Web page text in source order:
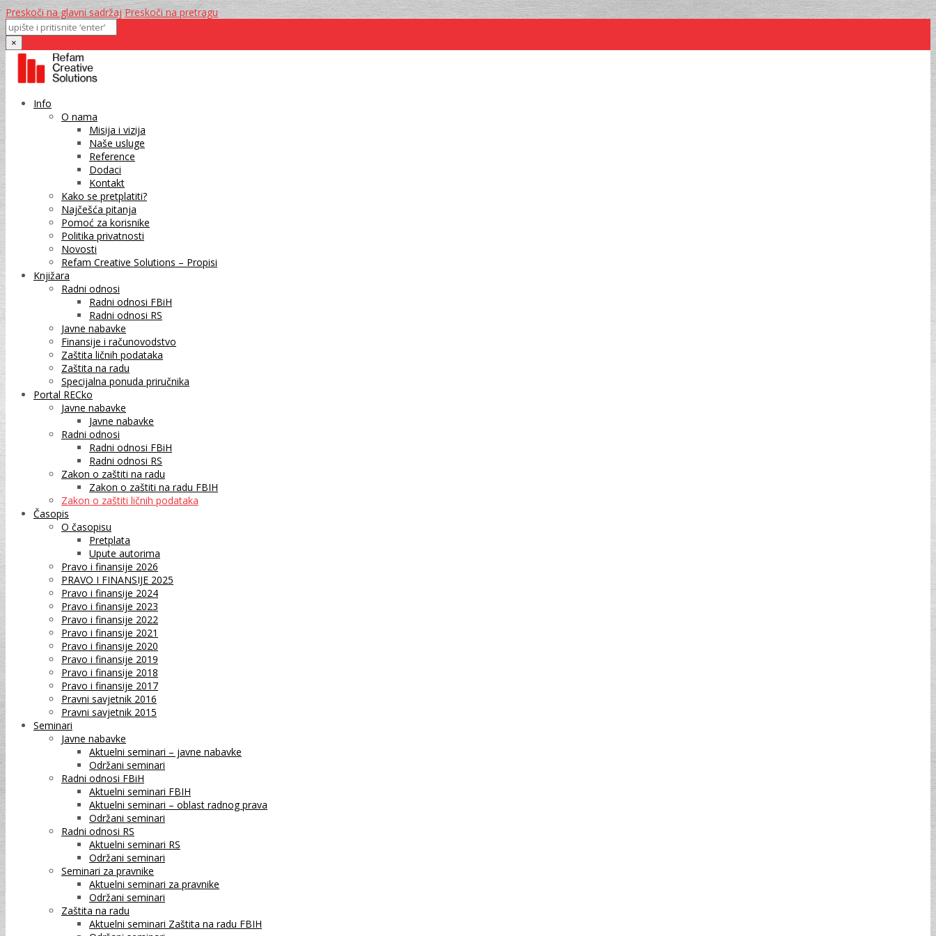
Preskoči na glavni sadržaj Preskoči na pretragu
×
Info
O nama
Misija i vizija
Naše usluge
Reference
Dodaci
Kontakt
Kako se pretplatiti?
Najčešća pitanja
Pomoć za korisnike
Politika privatnosti
Novosti
Refam Creative Solutions – Propisi
Knjižara
Radni odnosi
Radni odnosi FBiH
Radni odnosi RS
Javne nabavke
Finansije i računovodstvo
Zaštita ličnih podataka
Zaštita na radu
Specijalna ponuda priručnika
Portal RECko
Javne nabavke
Javne nabavke
Radni odnosi
Radni odnosi FBiH
Radni odnosi RS
Zakon o zaštiti na radu
Zakon o zaštiti na radu FBIH
Zakon o zaštiti ličnih podataka
Časopis
O časopisu
Pretplata
Upute autorima
Pravo i finansije 2026
PRAVO I FINANSIJE 2025
Pravo i finansije 2024
Pravo i finansije 2023
Pravo i finansije 2022
Pravo i finansije 2021
Pravo i finansije 2020
Pravo i finansije 2019
Pravo i finansije 2018
Pravo i finansije 2017
Pravni savjetnik 2016
Pravni savjetnik 2015
Seminari
Javne nabavke
Aktuelni seminari – javne nabavke
Održani seminari
Radni odnosi FBiH
Aktuelni seminari FBIH
Aktuelni seminari – oblast radnog prava
Održani seminari
Radni odnosi RS
Aktuelni seminari RS
Održani seminari
Seminari za pravnike
Aktuelni seminari za pravnike
Održani seminari
Zaštita na radu
Aktuelni seminari Zaštita na radu FBIH